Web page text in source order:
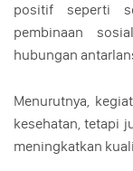
positif seperti
pembinaan
hubungan
Menurutnya,
kesehatan, tetapi
meningkatkan